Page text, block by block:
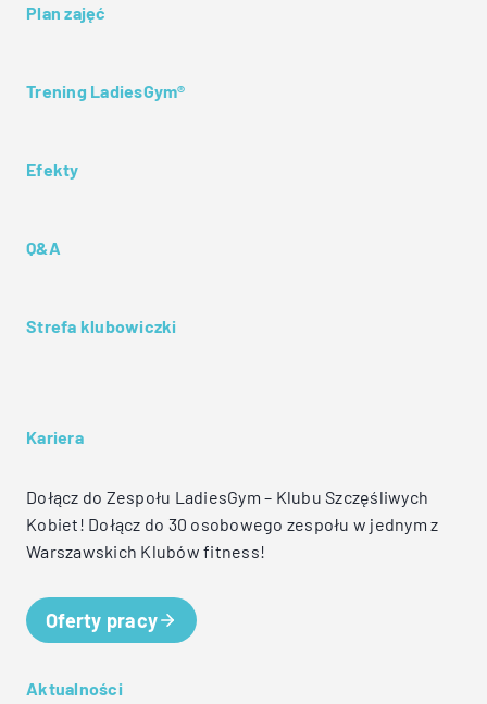
Plan zajęć
Trening LadiesGym®
Efekty
Q&A
Strefa klubowiczki
Kariera
Dołącz do Zespołu LadiesGym – Klubu Szczęśliwych
Kobiet! Dołącz do 30 osobowego zespołu w jednym z
Warszawskich Klubów fitness!
Oferty pracy
Aktualności